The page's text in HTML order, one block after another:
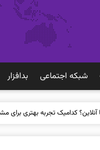
شبكه اجتماعی بدافزار